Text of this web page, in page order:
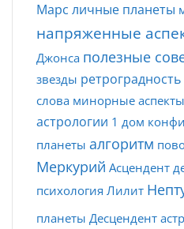
Марс личные планеты
напряженные
Джонса полезные
звезды ретроградность
слова минорные аспекты
астрологии 1 дом
планеты алгоритм
Меркурий Асцендент
психология Лилит
планеты Десцендент